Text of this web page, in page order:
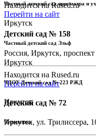
Находится на Rused.ru
Перейти на сайт
Детский сад № 158
Россия, Иркутск,
Находится на Rused.ru
Перейти на сайт
Детский сад № 72
Иркутск, ул. Трилиссера,
Частный детский сад присмотра и
Иркутск
Частный детский сад Эльф
Иркутск
ЧДОУ Детский сад № 223 РЖД
Иркутск
Черепашка